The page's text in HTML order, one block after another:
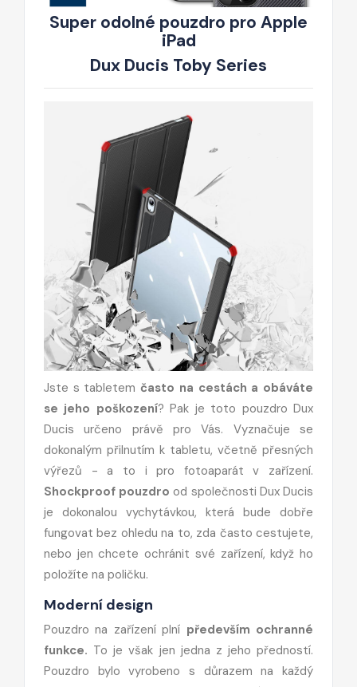
Super odolné pouzdro pro Apple
iPad
Dux Ducis Toby Series
Jste s tabletemčasto na cestách a obáváte
se jeho poškození? Pak je toto pouzdro Dux
Ducis určeno právě pro Vás. Vyznačuje se
dokonalým přilnutím k tabletu, včetně přesných
výřezů - a to i pro fotoaparát v zařízení.
Shockproof pouzdro od společnosti Dux Ducis
je dokonalou vychytávkou, která bude dobře
fungovat bez ohledu na to, zda často cestujete,
nebo jen chcete ochránit své zařízení, když ho
položíte na poličku.
Moderní design
Pouzdro na zařízení plní především ochranné
funkce. To je však jen jedna z jeho předností.
Pouzdro bylo vyrobeno s důrazem na každý